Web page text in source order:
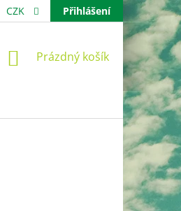
CZK Přihlášení
NÁKUPNÍ
Prázdný košík